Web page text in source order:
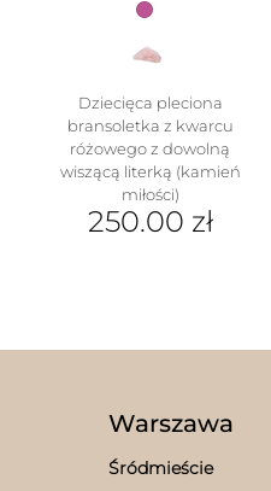
Dziecięca pleciona
bransoletka z kwarcu
różowego z dowolną
wiszącą literką (kamień
miłości)
250.00 zł
na
stronie
produktu
Warszawa
Śródmieście